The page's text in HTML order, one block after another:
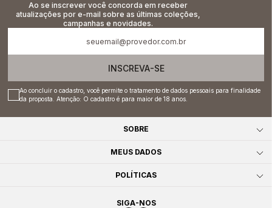
Ao se inscrever você concorda em receber
atualizações por e-mail sobre as últimas coleções,
campanhas e novidades.
INSCREVA-SE
Ao concluir o cadastro, você permite o tratamento de dados pessoais para finalidade
da proposta. Atenção: O cadastro é para maior de 18 anos.
SOBRE
MEUS DADOS
POLÍTICAS
SIGA-NOS